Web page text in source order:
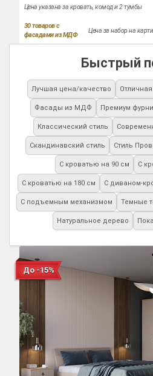
Цена указана за кровать, комод и 2 тумбы
30товаров с
фасадами из МДФ
Цена за набор на
Быстрый
Лучшая цена/качество
Фасады из МДФ Премиум
Классический стиль
Скандинавский стиль Стиль
С кроватью на 90 см С
С кроватью на 180 см С диваном-
С подъемным механизмом Темные
Натуральное дерево
До -15%